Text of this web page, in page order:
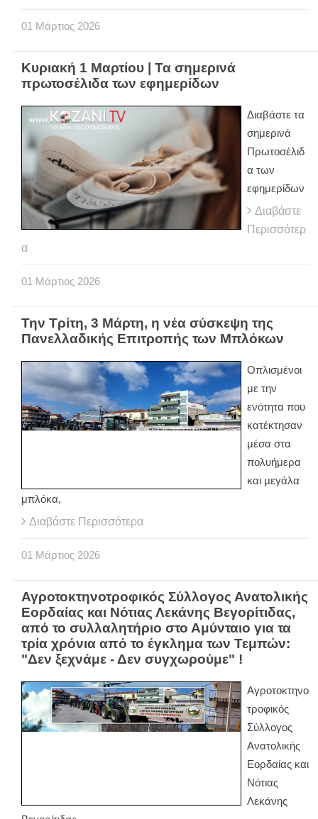
01 Μάρτιος 2026
Κυριακή 1 Μαρτίου | Τα σημερινά
πρωτοσέλιδα των εφημερίδων
Διαβάστε τα
σημερινά
Πρωτοσέλιδ
α των
εφημερίδων
Διαβάστε
Περισσότερ
α
01 Μάρτιος 2026
Την Τρίτη, 3 Μάρτη, η νέα σύσκεψη της
Πανελλαδικής Επιτροπής των Μπλόκων
Οπλισμένοι
με την
ενότητα που
κατέκτησαν
μέσα στα
πολυήμερα
και μεγάλα
μπλόκα,
Διαβάστε Περισσότερα
01 Μάρτιος 2026
Αγροτοκτηνοτροφικός Σύλλογος Ανατολικής
Εορδαίας και Νότιας Λεκάνης Βεγορίτιδας,
από το συλλαλητήριο στο Αμύνταιο για τα
τρία χρόνια από το έγκλημα των Τεμπών:
"Δεν ξεχνάμε - Δεν συγχωρούμε" !
Αγροτοκτηνο
τροφικός
Σύλλογος
Ανατολικής
Εορδαίας και
Νότιας
Λεκάνης